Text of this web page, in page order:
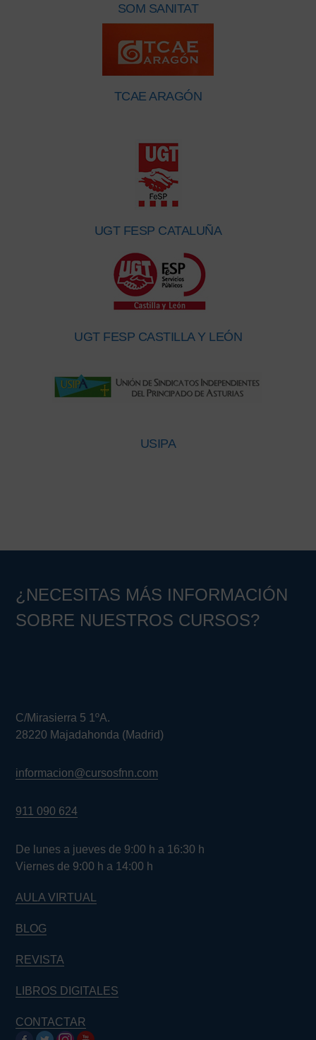
SOM SANITAT
TCAE ARAGÓN
UGT FESP CATALUÑA
UGT FESP CASTILLA Y LEÓN
USIPA
¿NECESITAS MÁS INFORMACIÓN
SOBRE NUESTROS CURSOS?
C/Mirasierra 5 1ºA.
28220 Majadahonda (Madrid)
informacion@cursosfnn.com
911 090 624
De lunes a jueves de 9:00 h a 16:30 h
Viernes de 9:00 h a 14:00 h
AULA VIRTUAL
BLOG
REVISTA
LIBROS DIGITALES
CONTACTAR